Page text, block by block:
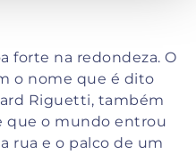
forte na redondeza. O
o nome que é dito
Riguetti, também
que o mundo entrou
rua e o palco de um